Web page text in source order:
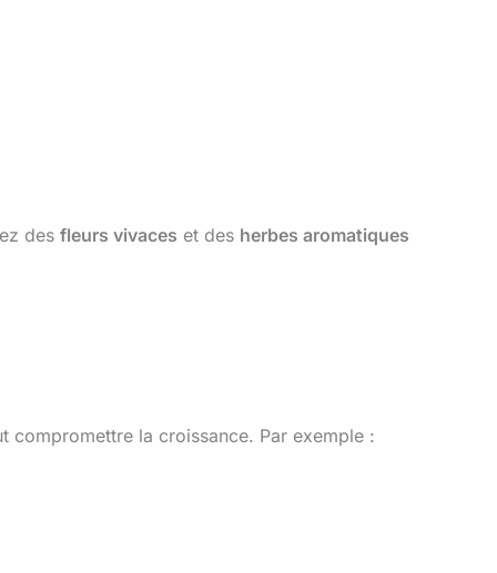
des fleurs vivaces et des herbes aromatiques
compromettre la croissance. Par exemple :